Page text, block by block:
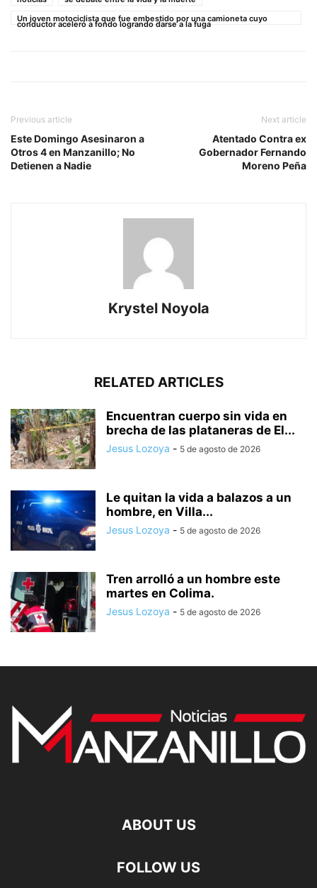
Un joven motociclista que fue embestido por una camioneta cuyo
conductor aceleró a fondo logrando darse a la fuga
Previous article
Este Domingo Asesinaron a
Otros 4 en Manzanillo; No
Detienen a Nadie
Next article
Atentado Contra ex
Gobernador Fernando
Moreno Peña
Krystel Noyola
RELATED ARTICLES
Encuentran cuerpo sin vida en
brecha de las plataneras de El...
Jesus Lozoya - 5 de agosto de 2026
Le quitan la vida a balazos a un
hombre, en Villa...
Jesus Lozoya - 5 de agosto de 2026
Tren arrolló a un hombre este
martes en Colima.
Jesus Lozoya - 5 de agosto de 2026
ABOUT US
FOLLOW US